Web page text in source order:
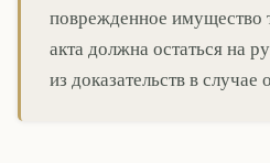
поврежденное имущество
акта должна остаться на
из доказательств в